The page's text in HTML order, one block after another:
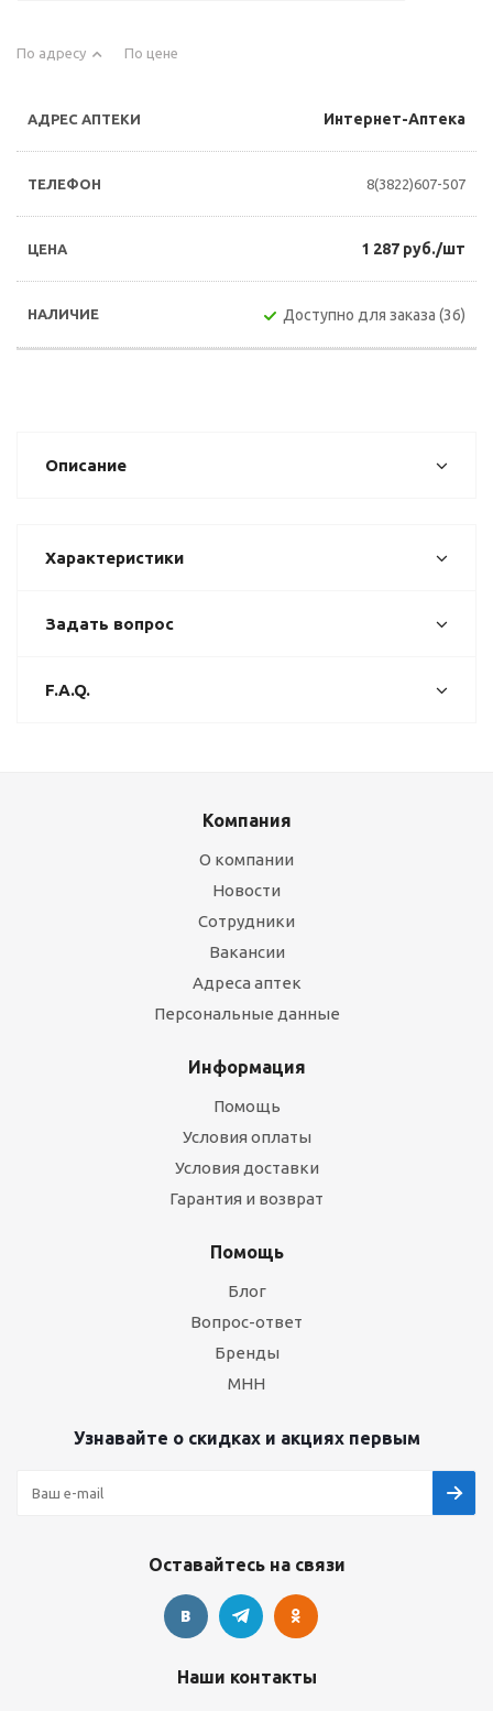
По адресу По цене
Интернет-Аптека
8(3822)607-507
1 287 руб./шт
Доступно для заказа (36)
Описание
Характеристики
Задать вопрос
F.A.Q.
Компания
О компании
Новости
Сотрудники
Вакансии
Адреса аптек
Персональные данные
Информация
Помощь
Условия оплаты
Условия доставки
Гарантия и возврат
Помощь
Блог
Вопрос-ответ
Бренды
МНН
Узнавайте о скидках и акциях первым
Оставайтесь на связи
Наши контакты